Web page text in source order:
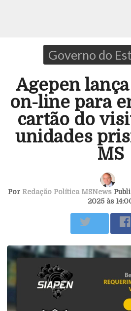
Governo do
Agepen
on-line para
cartão do
unidades
MS
Por Redação Política MSNews
2025 às